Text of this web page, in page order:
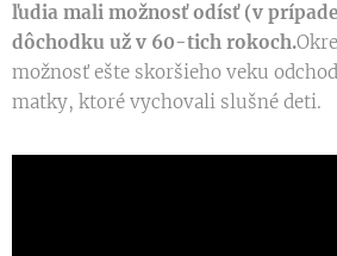
ľudia mali možnosť odísť (v
dôchodku už v 60-tich rokoch.
možnosť ešte skoršieho veku
matky, ktoré vychovali slušné deti.